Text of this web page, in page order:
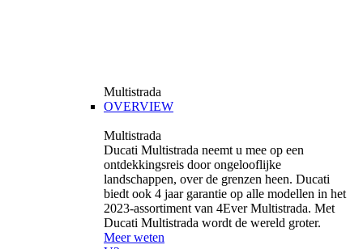
Multistrada
OVERVIEW
Multistrada
Ducati Multistrada neemt u mee op een
ontdekkingsreis door ongelooflijke
landschappen, over de grenzen heen. Ducati
biedt ook 4 jaar garantie op alle modellen in het
2023-assortiment van 4Ever Multistrada. Met
Ducati Multistrada wordt de wereld groter.
Meer weten